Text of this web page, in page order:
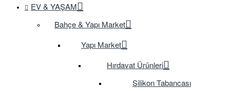
EV & YAŞAM
Bahçe & Yapı Market
Yapı Market
Hırdavat Ürünleri
Silikon Tabancası